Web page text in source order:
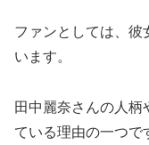
ファンとしては、彼
います。
田中麗奈さんの人柄
ている理由の一つで